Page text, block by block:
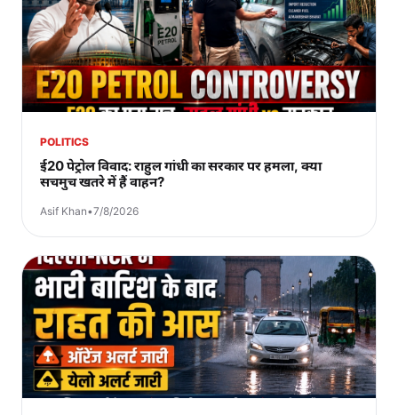
POLITICS
ई20 पेट्रोल विवाद: राहुल गांधी का सरकार पर हमला, क्या
सचमुच खतरे में हैं वाहन?
Asif Khan•7/8/2026